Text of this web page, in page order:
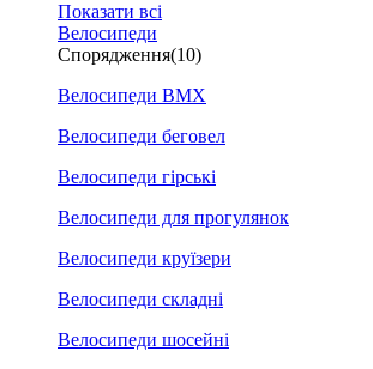
Показати всі
Велосипеди
Спорядження(10)
Велосипеди BMX
Велосипеди беговел
Велосипеди гірські
Велосипеди для прогулянок
Велосипеди круїзери
Велосипеди складні
Велосипеди шосейні